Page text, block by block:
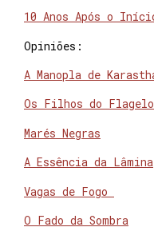
10 Anos Após o
Opiniões:
A Manopla de
Os Filhos do Flagelo
Marés Negras
A Essência da Lâmina
Vagas de Fogo
O Fado da Sombra